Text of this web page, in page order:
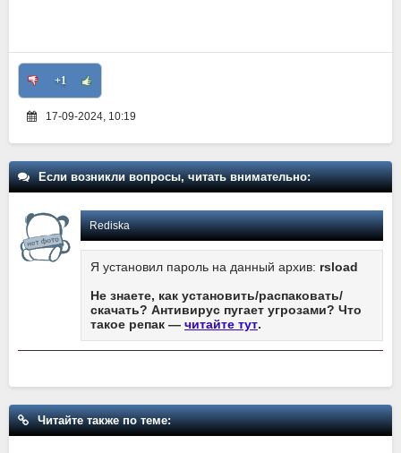
+1
17-09-2024, 10:19
Если возникли вопросы, читать внимательно:
Rediska
Я установил пароль на данный архив: rsload
Не знаете, как установить/распаковать/
скачать? Антивирус пугает угрозами? Что
такое репак — читайте тут.
Читайте также по теме: